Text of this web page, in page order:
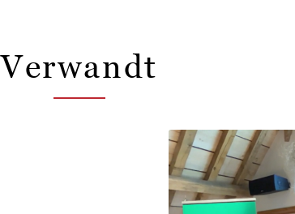
Verwandt